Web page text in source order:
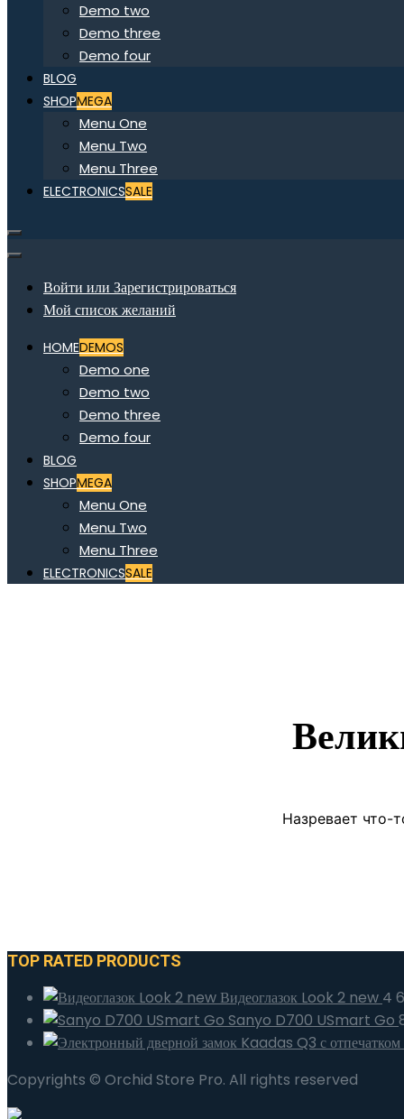
Demo two
Demo three
Demo four
BLOG
SHOPMEGA
Menu One
Menu Two
Menu Three
ELECTRONICSSALE
Войти или Зарегистрироваться
Мой список желаний
HOMEDEMOS
Demo one
Demo two
Demo three
Demo four
BLOG
SHOPMEGA
Menu One
Menu Two
Menu Three
ELECTRONICSSALE
Назревает что-
TOP RATED PRODUCTS
Видеоглазок Look 2 new 4
Sanyo D700 USmart Go
Copyrights © Orchid Store Pro. All rights reserved